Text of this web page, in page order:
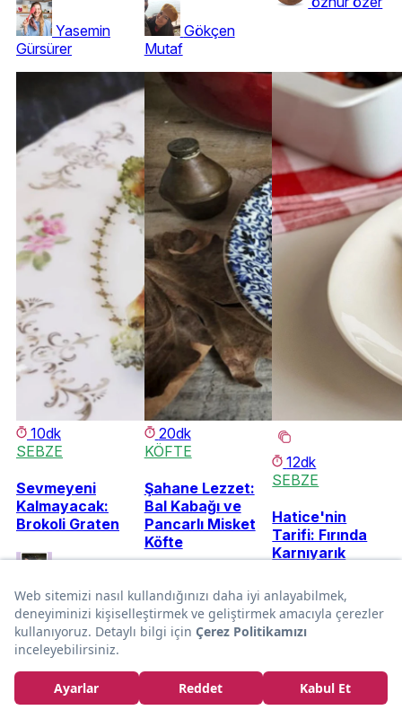
Yasemin
Gürsürer
Gökçen
Mutaf
10dk
SEBZE
Sevmeyeni
Kalmayacak:
Brokoli Graten
20dk
KÖFTE
Şahane Lezzet:
Bal Kabağı ve
Pancarlı Misket
Köfte
Gamze
Olgun
12dk
SEBZE
Hatice'nin
Tarifi: Fırında
Karnıyarık
Hatice
Özkesen